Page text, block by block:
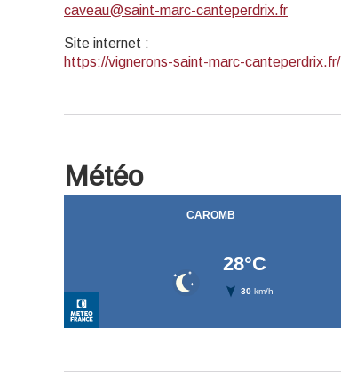
caveau@saint-marc-canteperdrix.fr
Site internet :
https://vignerons-saint-marc-canteperdrix.fr/
Météo